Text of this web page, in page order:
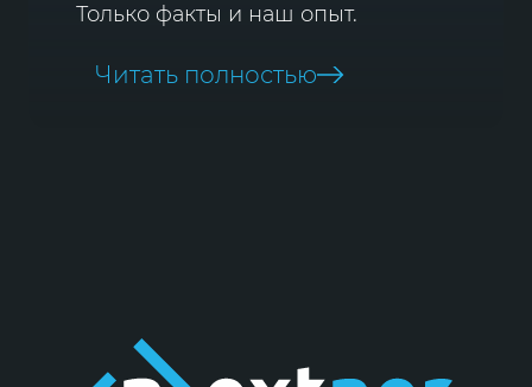
Только факты и наш опыт.
Читать полностью